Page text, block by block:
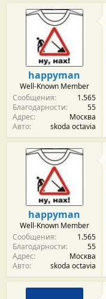
happyman
Well-Known Member
Сообщения
1.565
Благодарности
55
Адрес
Москва
Авто
skoda octavia
happyman
Well-Known Member
Сообщения
1.565
Благодарности
55
Адрес
Москва
Авто
skoda octavia